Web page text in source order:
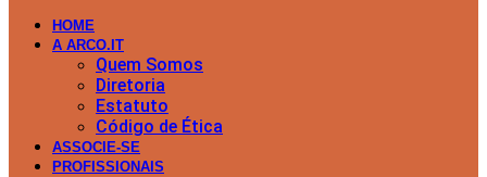
HOME
A ARCO.IT
Quem Somos
Diretoria
Estatuto
Código de Ética
ASSOCIE-SE
PROFISSIONAIS